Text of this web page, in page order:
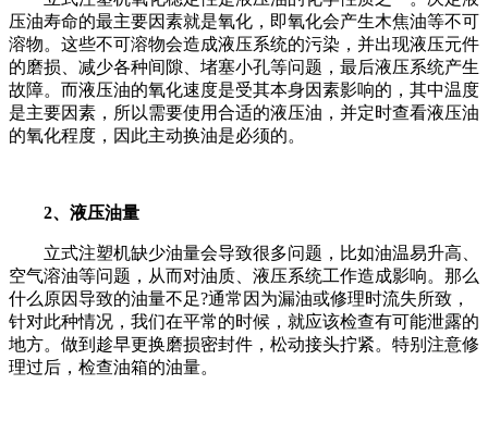
压油寿命的最主要因素就是氧化，即氧化会产生木焦油等不可
溶物。这些不可溶物会造成液压系统的污染，并出现液压元件
的磨损、减少各种间隙、堵塞小孔等问题，最后液压系统产生
故障。而液压油的氧化速度是受其本身因素影响的，其中温度
是主要因素，所以需要使用合适的液压油，并定时查看液压油
的氧化程度，因此主动换油是必须的。
2、液压油量
立式注塑机缺少油量会导致很多问题，比如油温易升高、
空气溶油等问题，从而对油质、液压系统工作造成影响。那么
什么原因导致的油量不足?通常因为漏油或修理时流失所致，
针对此种情况，我们在平常的时候，就应该检查有可能泄露的
地方。做到趁早更换磨损密封件，松动接头拧紧。特别注意修
理过后，检查油箱的油量。